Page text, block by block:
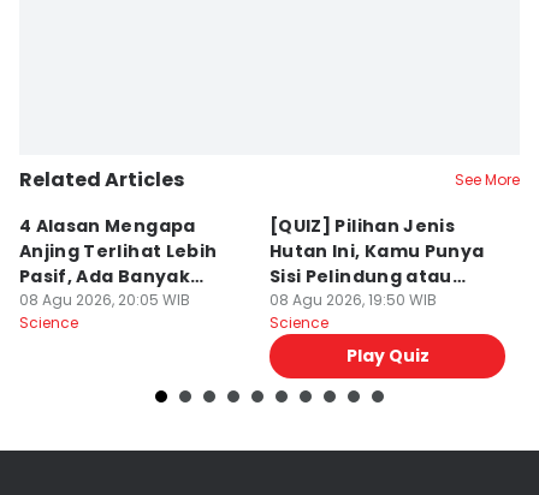
Related Articles See More
4 Alasan Mengapa
Anjing Terlihat Lebih
Pasif, Ada Banyak
Faktor!
08 Agu 2026, 20:05 WIB
Science
[QUIZ] Pilihan Jenis
Hutan Ini, Kamu Punya
Sisi Pelindung atau
Penghancur?
08 Agu 2026, 19:50 WIB
Science
Play Quiz